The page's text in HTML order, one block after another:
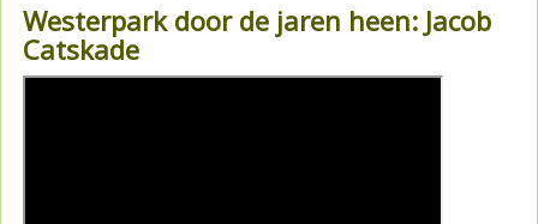
Westerpark door de jaren heen: Jacob
Catskade